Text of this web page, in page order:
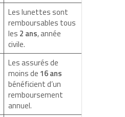
Les lunettes sont
remboursables tous
les 2 ans, année
civile.
Les assurés de
moins de 16 ans
bénéficient d’un
remboursement
annuel.